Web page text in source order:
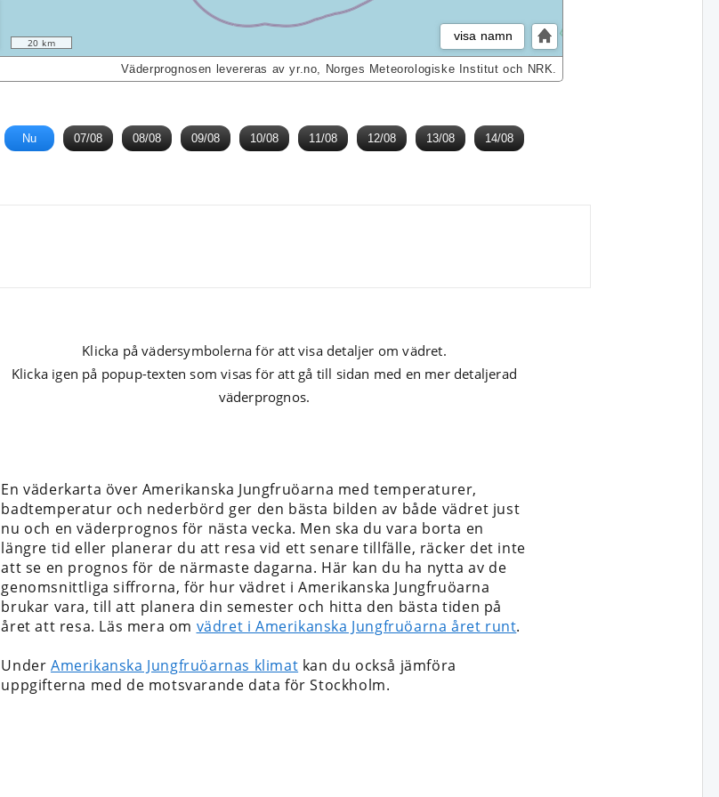
20 km visa namn
Väderprognosen levereras av yr.no, Norges Meteorologiske Institut och NRK.
Nu 07/08 08/08 09/08 10/08 11/08 12/08 13/08 14/08
Klicka på vädersymbolerna för att visa detaljer om vädret.
Klicka igen på popup-texten som visas för att gå till sidan med en mer detaljerad
väderprognos.
En väderkarta över Amerikanska Jungfruöarna med temperaturer,
badtemperatur och nederbörd ger den bästa bilden av både vädret just
nu och en väderprognos för nästa vecka. Men ska du vara borta en
längre tid eller planerar du att resa vid ett senare tillfälle, räcker det inte
att se en prognos för de närmaste dagarna. Här kan du ha nytta av de
genomsnittliga siffrorna, för hur vädret i Amerikanska Jungfruöarna
brukar vara, till att planera din semester och hitta den bästa tiden på
året att resa. Läs mera om vädret i Amerikanska Jungfruöarna året runt.
Under Amerikanska Jungfruöarnas klimat kan du också jämföra
uppgifterna med de motsvarande data för Stockholm.